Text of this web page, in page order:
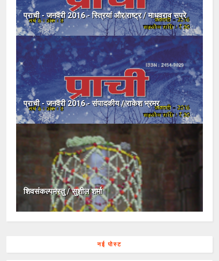
प्राची - जनवरी 2016 - स्त्रियां और राष्ट्र / माधवराव सप्रे
प्राची - जनवरी 2016 - संपादकीय / राकेश भ्रमर
शिवसंकल्पमस्तु / सुशील शर्मा
नई पोस्ट